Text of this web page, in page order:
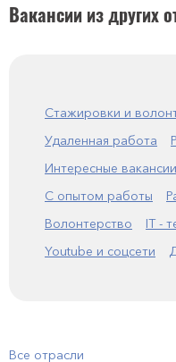
Вакансии из других
Стажировки и
Удаленная работа
Интересные вакансии
С опытом работы
Волонтерство
IT -
Youtube и соцсети
Все отрасли